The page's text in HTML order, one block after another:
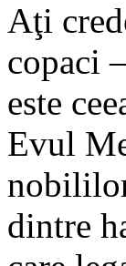
Aţi
copaci
este
Evul
dintre